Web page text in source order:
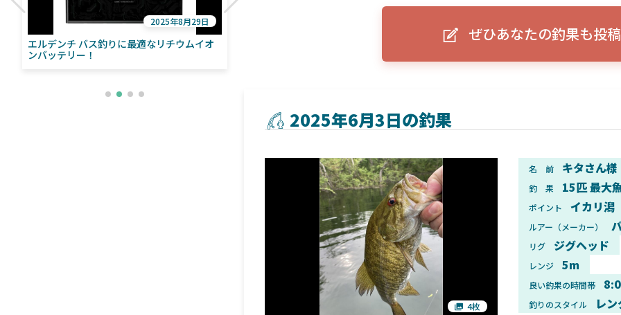
ぜひあなたの釣果も投
2025年6月3日の釣果
4枚
名 前 キタさん様
釣 果 15匹 最大
ポイント イカリ潟
ルアー（メーカー）
リグ ジグヘッド
レンジ 5m
良い釣果の時間帯
釣りのスタイル レ
エルデンチ バス釣りに最適なリチウムイオ
ンバッテリー！
2025年8月29日
ライブソナーをより身近に！HOOK REVEAL
ELowrance EAGLE 7/9インチ トリ